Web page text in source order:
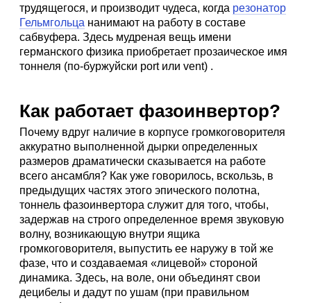
трудящегося, и производит чудеса, когда резонатор
Гельмгольца нанимают на работу в составе
сабвуфера. Здесь мудреная вещь имени
германского физика приобретает прозаическое имя
тоннеля (по-буржуйски port или vent) .
Как работает фазоинвертор?
Почему вдруг наличие в корпусе громкоговорителя
аккуратно выполненной дырки определенных
размеров драматически сказывается на работе
всего ансамбля? Как уже говорилось, вскользь, в
предыдущих частях этого эпического полотна,
тоннель фазоинвертора служит для того, чтобы,
задержав на строго определенное время звуковую
волну, возникающую внутри ящика
громкоговорителя, выпустить ее наружу в той же
фазе, что и создаваемая «лицевой» стороной
динамика. Здесь, на воле, они объединят свои
децибелы и дадут по ушам (при правильном